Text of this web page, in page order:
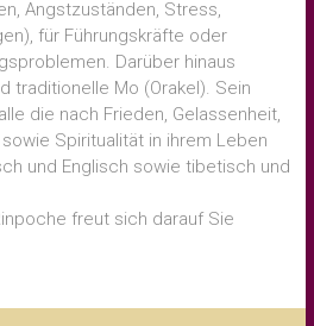
Angstzuständen, Stress,
für Führungskräfte oder
Darüber hinaus
traditionelle Mo (Orakel). Sein
die nach Frieden, Gelassenheit,
Spiritualität in ihrem Leben
und Englisch sowie tibetisch und
freut sich darauf Sie